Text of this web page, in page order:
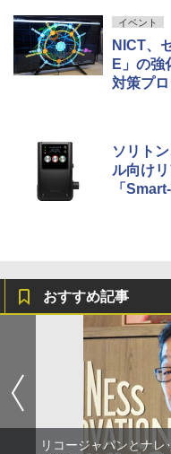
イベント
NICT、
E」の強
対策プ
ソリト
ル向け
「
おすすめ記事
リコージャパンとナ